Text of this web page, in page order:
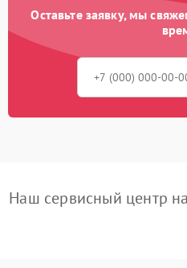
Оставьте заявку, мы
Наш сервисный центр